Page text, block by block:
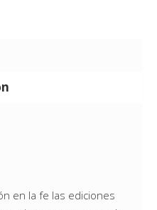
en la fe las ediciones